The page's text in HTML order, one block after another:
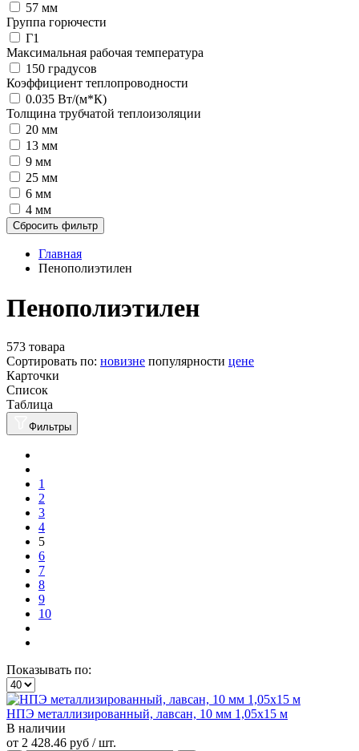
57 мм
Группа горючести
Г1
Максимальная рабочая температура
150 градусов
Коэффициент теплопроводности
0.035 Вт/(м*К)
Толщина трубчатой теплоизоляции
20 мм
13 мм
9 мм
25 мм
6 мм
4 мм
Сбросить фильтр
Главная
Пенополиэтилен
Пенополиэтилен
573 товара
Сортировать по: новизне популярности цене
Карточки
Список
Таблица
Фильтры
1
2
3
4
5
6
7
8
9
10
Показывать по:
НПЭ металлизированный, лавсан, 10 мм 1,05х15 м
В наличии
от 2 428.46 руб / шт.